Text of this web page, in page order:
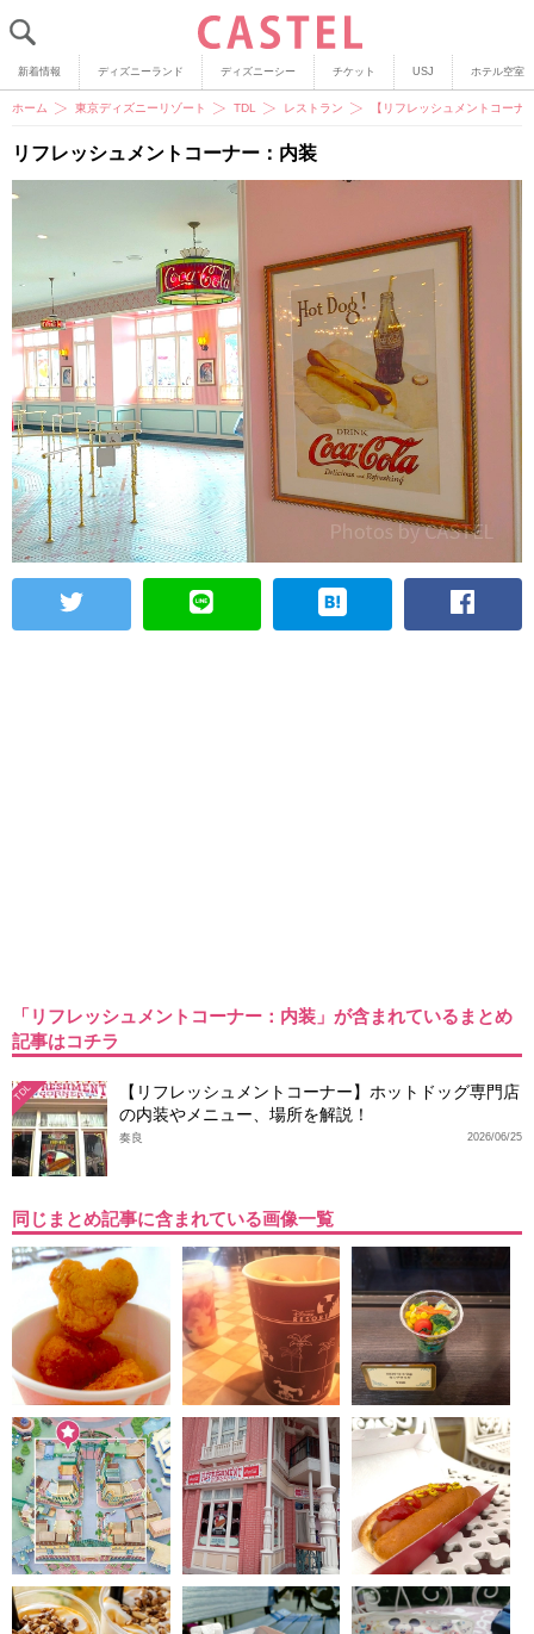
新着情報 ディズニーランド ディズニーシー チケット USJ ホテル空室
ホーム 東京ディズニーリゾート TDL レストラン 【リフレッシュメントコー
リフレッシュメントコーナー：内装
「リフレッシュメントコーナー：内装」が含まれているまとめ
記事はコチラ
TDL
【リフレッシュメントコーナー】ホットドッグ専門店
の内装やメニュー、場所を解説！
2026/06/25
奏良
同じまとめ記事に含まれている画像一覧